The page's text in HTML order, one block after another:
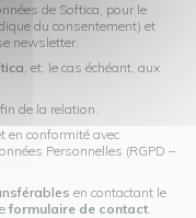
de Softica, pour le
du consentement) et
newsletter.
, et, le cas échéant, aux
de la relation.
en conformité avec
Personnelles (RGPD –
en contactant le
formulaire de contact.